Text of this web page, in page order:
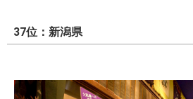
37位：新潟県